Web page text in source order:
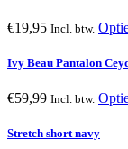
€19,95 Incl. btw.
Ivy Beau Pantalon
€59,99 Incl. btw.
Stretch short navy